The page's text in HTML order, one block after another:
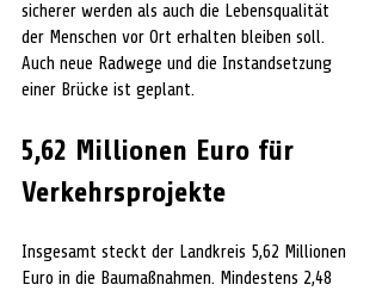
sicherer werden als auch die Lebensqualität
der Menschen vor Ort erhalten bleiben soll.
Auch neue Radwege und die Instandsetzung
einer Brücke ist geplant.
5,62 Millionen Euro für
Verkehrsprojekte
Insgesamt steckt der Landkreis 5,62 Millionen
Euro in die Baumaßnahmen. Mindestens 2,48